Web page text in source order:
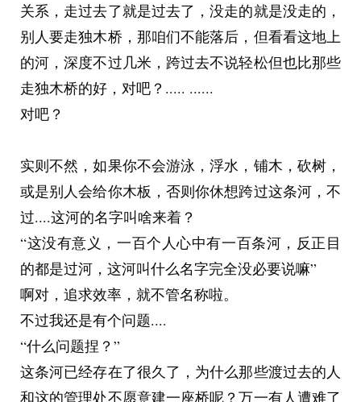
但是他就是突然觉得自己不该这样，自己应该尽心
尽力，应该无怨无悔，应该...........他脑子里突然闪
过一个念头——如果不继续就去
死 ！
他发现自己的手不知何时摸向了配枪，他拔出了配
枪习惯性的检查枪膛——里面赫然躺着一发5.8毫
米钝头金属子弹。
公安感觉的奇怪至极，但他没时间细想，那位少年
已经趁着自己收听快步跑上了楼，他收好枪，一溜
烟窜上了楼，一股脑的想追上少年。就当他即将挡
住少年关门的时刻，他感到头部传来一阵眩晕，再
无力挡门，就地昏死过去。
当他醒来时，他发现自己身处一个普通阳台里，玻
璃门关着，晾衣架和玻璃窗也都是锁死的，此时他
的世界只好落在两张纸上——“医院检查报告”“辞
退信”“你不用再费尽心思回家了”
关系，走过去了就是过去了，没走的就是没走的，
别人要走独木桥，那咱们不能落后，但看看这地上
的河，深度不过几米，跨过去不说轻松但也比那些
走独木桥的好，对吧？..... ......
对吧？
实则不然，如果你不会游泳，浮水，铺木，砍树，
或是别人会给你木板，否则你休想跨过这条河，不
过....这河的名字叫啥来着？
“这没有意义，一百个人心中有一百条河，反正目
的都是过河，这河叫什么名字完全没必要说嘛”
啊对，追求效率，就不管名称啦。
不过我还是有个问题....
“什么问题捏？”
这条河已经存在了很久了，为什么那些渡过去的人
和这的管理处不愿意建一座桥呢？万一有人遭难了